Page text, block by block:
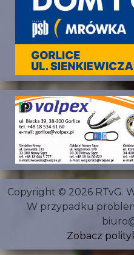
Copyright © 2026 RTvG.
W przypadku
Zobacz